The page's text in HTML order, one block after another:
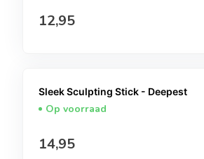
Normale prijs
12,95
Sleek Sculpting Stick - Deepest
Op voorraad
Normale prijs
14,95